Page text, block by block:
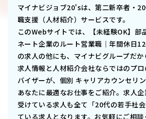
マイナビジョブ20'sは、第二新卒者・
職支援（人材紹介）サービスです。
このWebサイトでは、
【未経験OK】部
ネート企業のルート営業職｜年間休日
の求人の他にも、マイナビグループだ
求人情報と人材紹介会社ならではのプ
バイザーが、個別 キャリアカウンセリ
あなたに最適なお仕事をご紹介。求人
受けている求人も全て「20代の若手社
ている求人となります。お気軽にご相談